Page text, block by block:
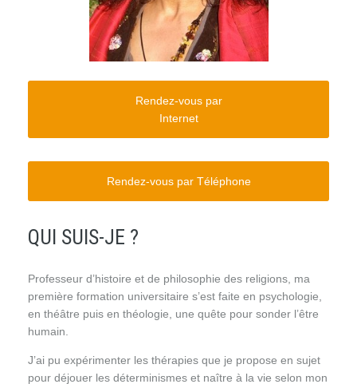
QUI SUIS-JE ?
Professeur d’histoire et de philosophie des religions, ma
première formation universitaire s’est faite en psychologie,
en théâtre puis en théologie, une quête pour sonder l’être
humain.
J’ai pu expérimenter les thérapies que je propose en sujet
pour déjouer les déterminismes et naître à la vie selon mon
Rendez-vous par
Internet
Rendez-vous par Téléphone